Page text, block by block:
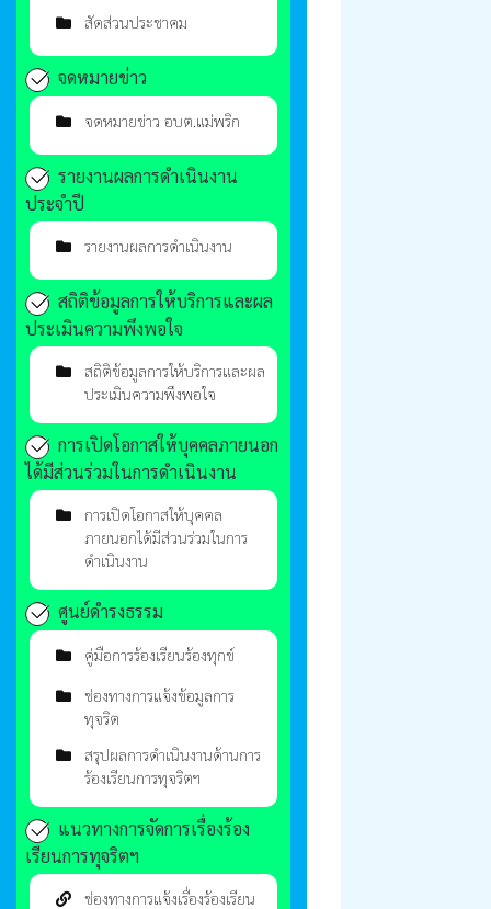
สัดส่วนประชาคม
จดหมายข่าว
จดหมายข่าว อบต.แม่พริก
รายงานผลการดำเนินงาน
ประจำปี
รายงานผลการดำเนินงาน
สถิติข้อมูลการให้บริการและผล
ประเมินความพึงพอใจ
สถิติข้อมูลการให้บริการและผล
ประเมินความพึงพอใจ
การเปิดโอกาสให้บุคคลภายนอก
ได้มีส่วนร่วมในการดำเนินงาน
การเปิดโอกาสให้บุคคล
ภายนอกได้มีส่วนร่วมในการ
ดำเนินงาน
ศูนย์ดำรงธรรม
คู่มือการร้องเรียนร้องทุกข์
ช่องทางการแจ้งข้อมูลการ
ทุจริต
สรุปผลการดำเนินงานด้านการ
ร้องเรียนการทุจริตฯ
แนวทางการจัดการเรื่องร้อง
เรียนการทุจริตฯ
ช่องทางการแจ้งเรื่องร้องเรียน